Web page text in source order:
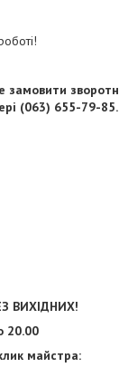
(063) 655-79-85.
ВИХІДНИХ!
20.00
майстра: